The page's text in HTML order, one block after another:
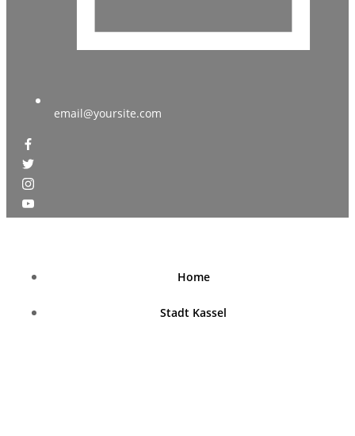
email@yoursite.com
Home
Stadt Kassel